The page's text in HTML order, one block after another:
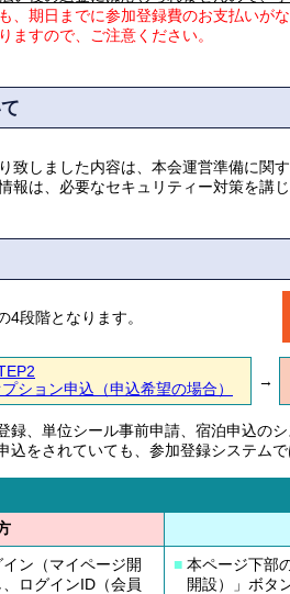
、期日までに参加登録費のお支払いが
ますので、ご注意ください。
致しました内容は、本会運営準備に関
報は、必要なセキュリティー対策を講
4段階となります。
ション申込（申込希望の場合）
→
録、単位シール事前申請、宿泊申込のシ
込をされていても、参加登録システムで
ン（マイページ開
ログインID（会員
■ 本ページ下部
開設）」ボタ